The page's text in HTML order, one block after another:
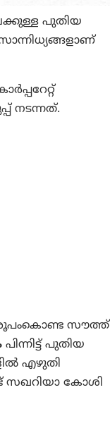
പുതിയ
നടന്നത്.
രൂപംകൊണ്ട സൗത്ത്
പിന്നിട്ട് പുതിയ
എഴുതി
സഖറിയാ കോശി